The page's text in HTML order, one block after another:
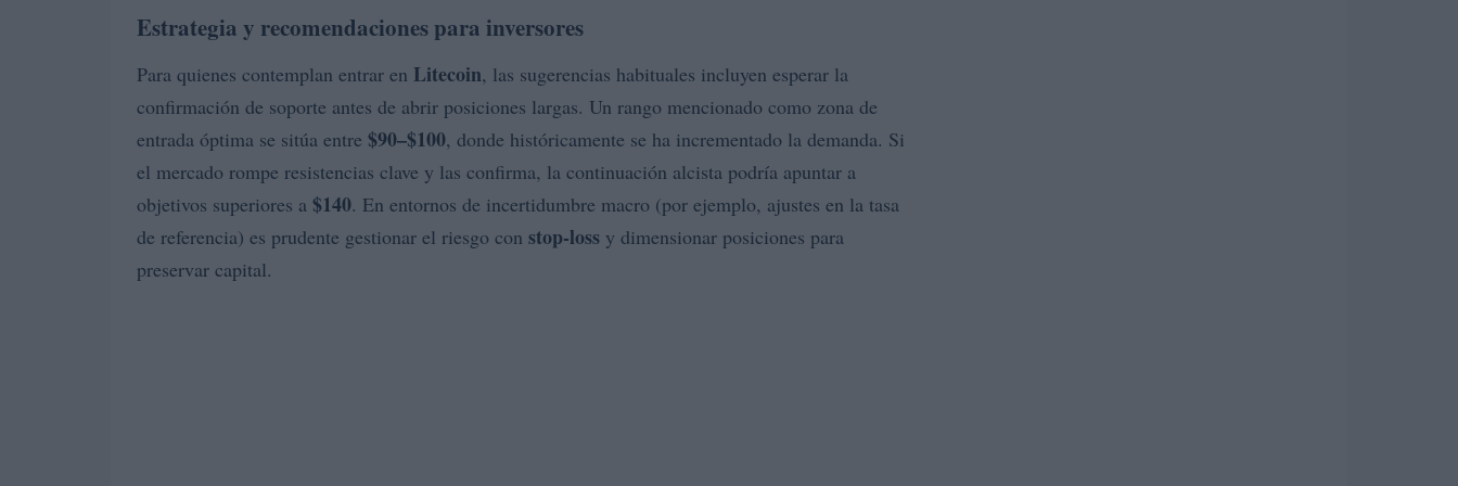
Estrategia y recomendaciones para inversores
Para quienes contemplan entrar en Litecoin, las sugerencias habituales incluyen esperar la
confirmación de soporte antes de abrir posiciones largas. Un rango mencionado como zona de
entrada óptima se sitúa entre $90–$100, donde históricamente se ha incrementado la demanda. Si
el mercado rompe resistencias clave y las confirma, la continuación alcista podría apuntar a
objetivos superiores a $140. En entornos de incertidumbre macro (por ejemplo, ajustes en la tasa
de referencia) es prudente gestionar el riesgo con stop-loss y dimensionar posiciones para
preservar capital.